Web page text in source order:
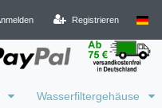
Registrieren
Wasserfiltergehäuse